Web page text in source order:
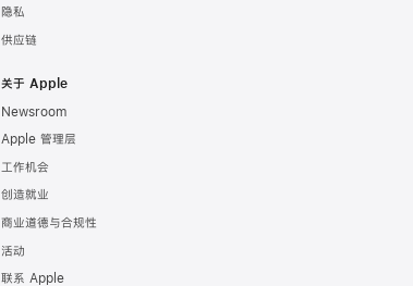
隐私
供应链
关于 Apple
Newsroom
Apple 管理层
工作机会
创造就业
商业道德与合规性
活动
联系 Apple